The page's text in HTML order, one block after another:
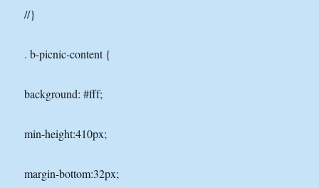
//}
. b-picnic-content {
background: #fff;
min-height:410px;
margin-bottom:32px;